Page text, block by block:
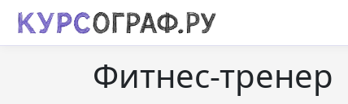
Фитнес-тренер